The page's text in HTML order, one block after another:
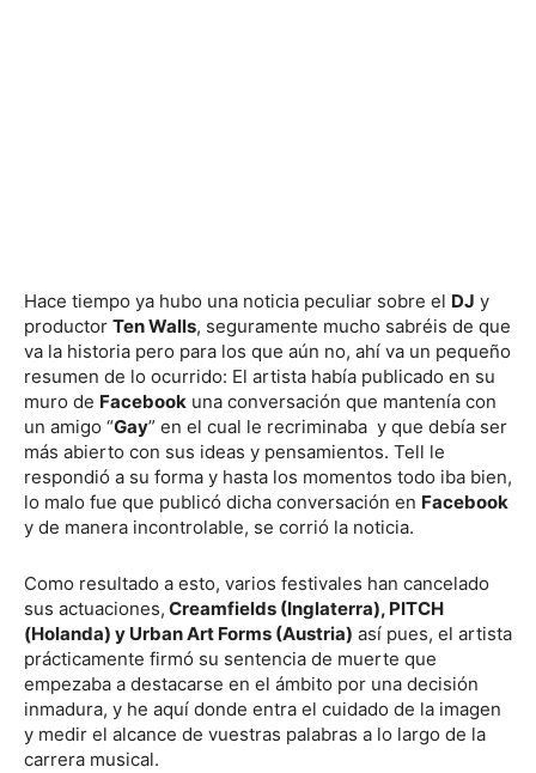
Hace tiempo ya hubo una noticia peculiar sobre el DJ y
productor Ten Walls, seguramente mucho sabréis de que
va la historia pero para los que aún no, ahí va un pequeño
resumen de lo ocurrido: El artista había publicado en su
muro de Facebook una conversación que mantenía con
un amigo “Gay” en el cual le recriminaba y que debía ser
más abierto con sus ideas y pensamientos. Tell le
respondió a su forma y hasta los momentos todo iba bien,
lo malo fue que publicó dicha conversación en Facebook
y de manera incontrolable, se corrió la noticia.
Como resultado a esto, varios festivales han cancelado
sus actuaciones, Creamfields (Inglaterra), PITCH
(Holanda) y Urban Art Forms (Austria) así pues, el artista
prácticamente firmó su sentencia de muerte que
empezaba a destacarse en el ámbito por una decisión
inmadura, y he aquí donde entra el cuidado de la imagen
y medir el alcance de vuestras palabras a lo largo de la
carrera musical.